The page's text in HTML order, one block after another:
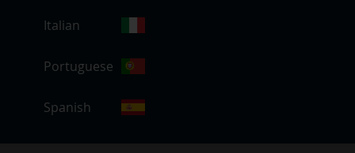
Italian
Portuguese
Spanish